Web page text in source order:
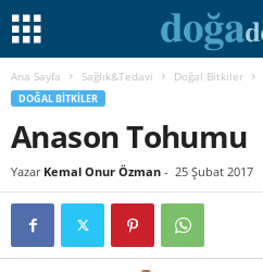
Ana Sayfa Sağlık&Tedavi Doğal Bitkiler
DOĞAL BITKILER
Anason Tohumu
Yazar Kemal Onur Özman - 25 Şubat 2017